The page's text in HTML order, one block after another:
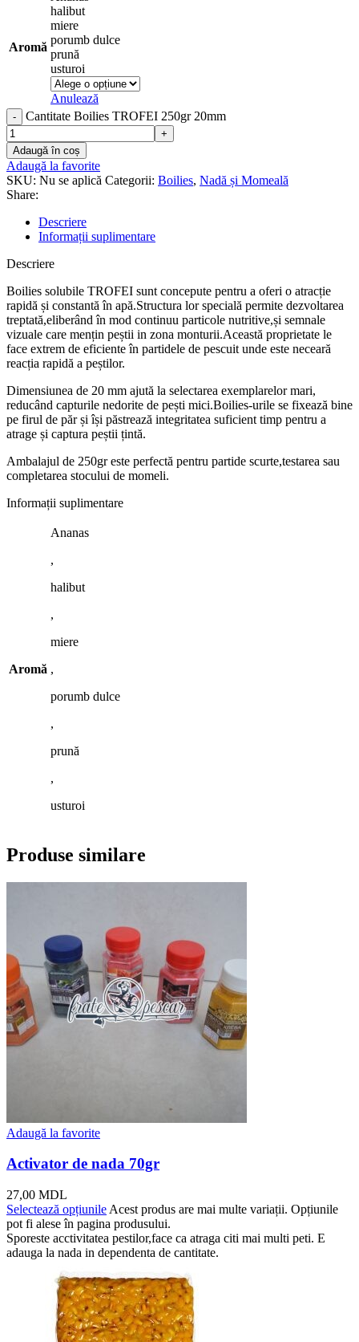
Aromă
halibut
miere
porumb dulce
prună
usturoi
Anulează
Cantitate Boilies TROFEI 250gr 20mm
Adaugă în coș
Adaugă la favorite
SKU: Nu se aplică Categorii: Boilies, Nadă și Momeală
Share:
Descriere
Informații suplimentare
Descriere
Boilies solubile TROFEI sunt concepute pentru a oferi o atracție
rapidă și constantă în apă.Structura lor specială permite dezvoltarea
treptată,eliberând în mod continuu particole nutritive,și semnale
vizuale care mențin peștii in zona monturii.Această proprietate le
face extrem de eficiente în partidele de pescuit unde este neceară
reacția rapidă a peștilor.
Dimensiunea de 20 mm ajută la selectarea exemplarelor mari,
reducând capturile nedorite de pești mici.Boilies-urile se fixează bine
pe firul de păr și își păstrează integritatea suficient timp pentru a
atrage și captura peștii țintă.
Ambalajul de 250gr este perfectă pentru partide scurte,testarea sau
completarea stocului de momeli.
Informații suplimentare
Aromă
Ananas
,
halibut
,
miere
,
porumb dulce
,
prună
,
usturoi
Produse similare
Adaugă la favorite
Activator de nada 70gr
27,00 MDL
Selectează opțiunile Acest produs are mai multe variații. Opțiunile
pot fi alese în pagina produsului.
Sporeste acctivitatea pestilor,face ca atraga citi mai multi peti. E
adauga la nada in dependenta de cantitate.